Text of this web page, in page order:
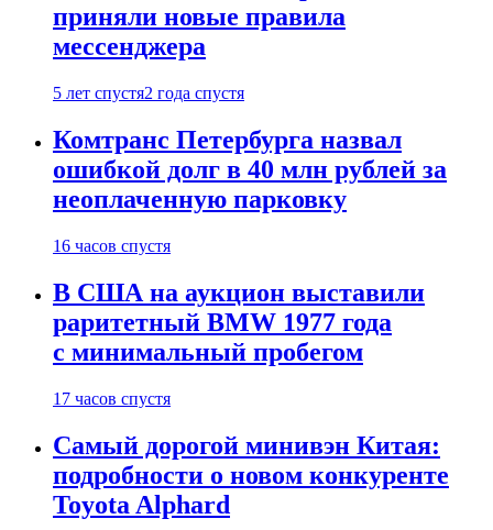
приняли новые правила
мессенджера
5 лет спустя2 года спустя
Комтранс Петербурга назвал
ошибкой долг в 40 млн рублей за
неоплаченную парковку
16 часов спустя
В США на аукцион выставили
раритетный BMW 1977 года
с минимальный пробегом
17 часов спустя
Самый дорогой минивэн Китая:
подробности о новом конкуренте
Toyota Alphard